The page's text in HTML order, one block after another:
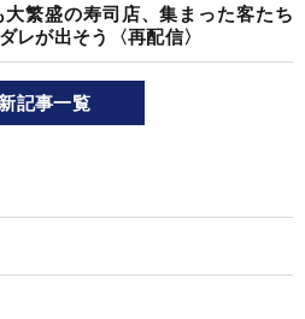
大繁盛の寿司店、集まった客たち
レが出そう〈再配信〉
記事一覧